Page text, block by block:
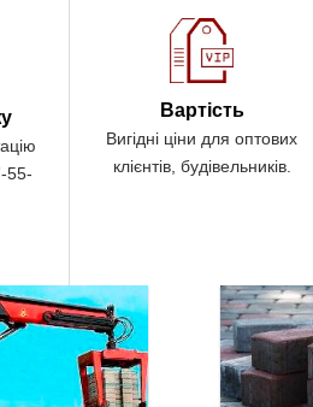
55-
Вартість
Вигідні ціни для оптових
клієнтів, будівельників.